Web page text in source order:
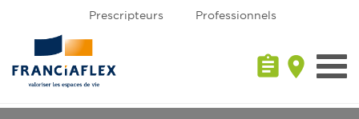
Prescripteurs Professionnels
assignment place